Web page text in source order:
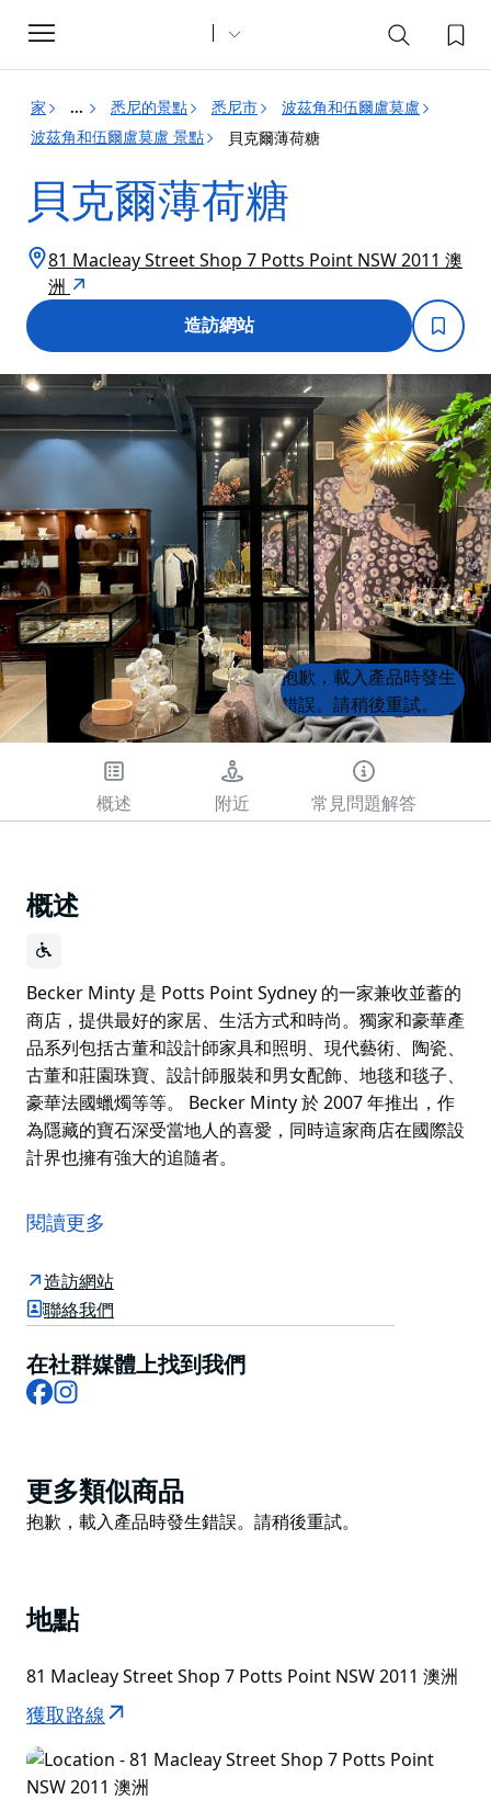
Toggle
navigation
家 ... 悉尼的景點 悉尼市
波茲角和伍爾盧莫盧
波茲角和伍爾盧莫盧 景點
貝克爾薄荷糖
貝克爾薄荷糖
81 Macleay Street Shop 7 Potts Point NSW 2011 澳
洲
造訪網站
Product
List
Product
List
抱歉，載入產品時發生
錯誤。請稍後重試。
概述 附近 常見問題解答
概述
Becker Minty 是 Potts Point Sydney 的一家兼收並蓄的
商店，提供最好的家居、生活方式和時尚。獨家和豪華產
品系列包括古董和設計師家具和照明、現代藝術、陶瓷、
古董和莊園珠寶、設計師服裝和男女配飾、地毯和毯子、
豪華法國蠟燭等等。 Becker Minty 於 2007 年推出，作
為隱藏的寶石深受當地人的喜愛，同時這家商店在國際設
計界也擁有強大的追隨者。
商店，提供最好的家居、生活方式和時尚。獨家和豪華產
品系列包括古董和設計師家具和照明、現代藝術、陶瓷、
古董和莊園珠寶、設計師服裝和男女配飾、地毯和毯子、
豪華法國蠟燭等等。
Becker Minty 於 2007 年推出，作為隱藏的寶石深受當
地人的喜愛，同時這家商店在國際設計界也擁有強大的追
隨者。
閱讀更多
造訪網站
聯絡我們
在社群媒體上找到我們
Facebook
Product
List
更多類似商品
Product
抱歉，載入產品時發生錯誤。請稍後重試。
地點
81 Macleay Street Shop 7 Potts Point NSW 2011 澳洲
獲取路線